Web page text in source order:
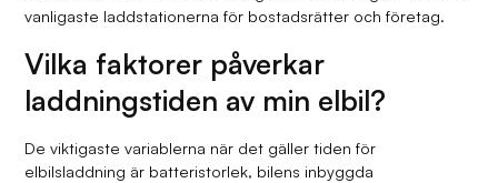
vanligaste laddstationerna för bostadsrätter och företag.
Vilka faktorer påverkar
laddningstiden av min elbil?
De viktigaste variablerna när det gäller tiden för
elbilsladdning är batteristorlek, bilens inbyggda